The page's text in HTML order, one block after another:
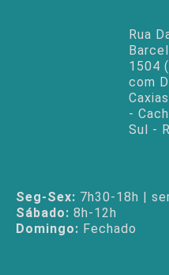
Rua
1504
com
-
Sul -
Seg-Sex: 7h30-18h |
Sábado: 8h-12h
Domingo: Fechado